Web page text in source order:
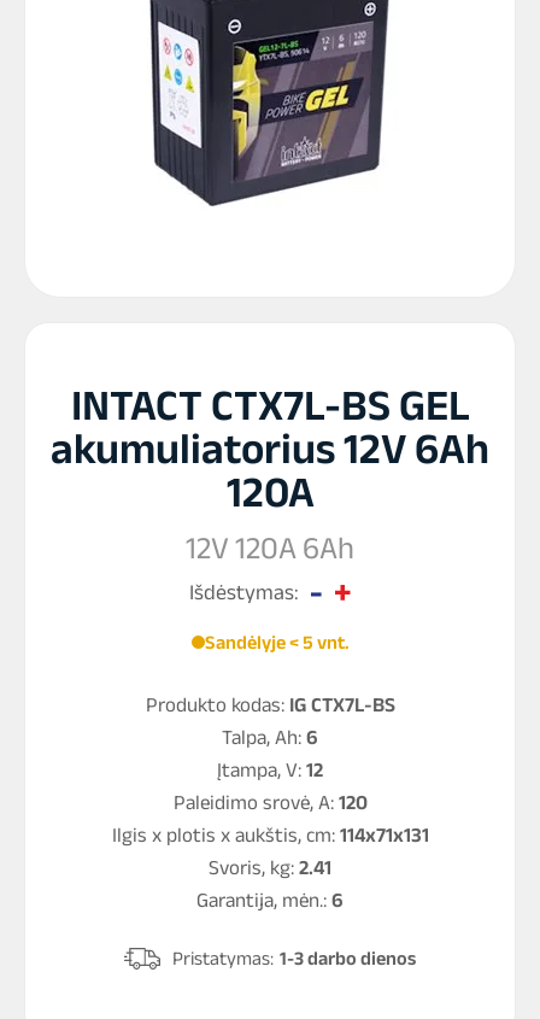
INTACT CTX7L-BS GEL
akumuliatorius 12V 6Ah
120A
12V 120A 6Ah
Išdėstymas:
Sandėlyje < 5 vnt.
Produkto kodas: IG CTX7L-BS
Talpa, Ah: 6
Įtampa, V: 12
Paleidimo srovė, A: 120
Ilgis x plotis x aukštis, cm: 114x71x131
Svoris, kg: 2.41
Garantija, mėn.: 6
Pristatymas: 1-3 darbo dienos